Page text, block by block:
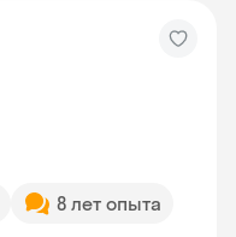
8 лет опыта